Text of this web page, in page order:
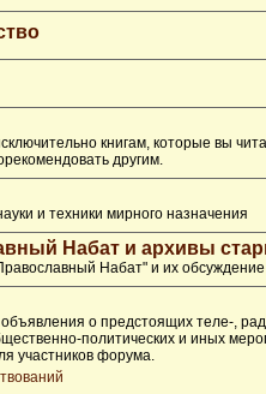
книгам, которые вы
другим.
и техники мирного назначения
Набат и архивы
Набат" и их обсуждение
о предстоящих теле-,
политических и иных
участников форума.